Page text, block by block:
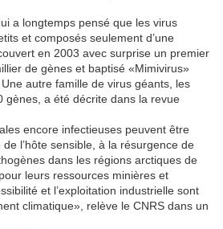
a longtemps pensé que les virus
et composés seulement d’une
en 2003 avec surprise un premier
de gènes et baptisé «Mimivirus»
autre famille de virus géants, les
gènes, a été décrite dans la revue
encore infectieuses peuvent être
l’hôte sensible, à la résurgence de
dans les régions arctiques de
leurs ressources minières et
et l’exploitation industrielle sont
climatique», relève le CNRS dans un